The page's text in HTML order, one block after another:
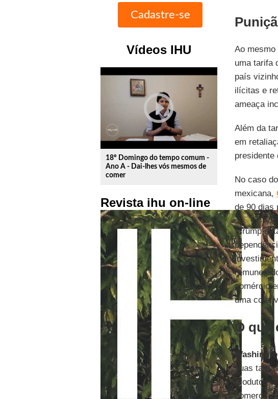
Vídeos IHU
play_circle_outline
18º Domingo do tempo comum -
Ano A - Dai-lhes vós mesmos de
comer
Revista ihu on-line
Ao mesmo
uma tarifa
país
ilícitas e
ameaça
Além da
em
presidente
No caso do
mexicana,
de 90 dias
“Trump
comércio
uma
O que
suas
produtos